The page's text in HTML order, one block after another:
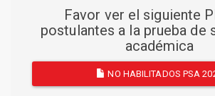
Favor ver el siguiente
postulantes a la prueba de
académica
NO HABILITADOS PSA